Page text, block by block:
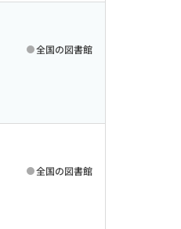
全国の図書館
全国の図書館